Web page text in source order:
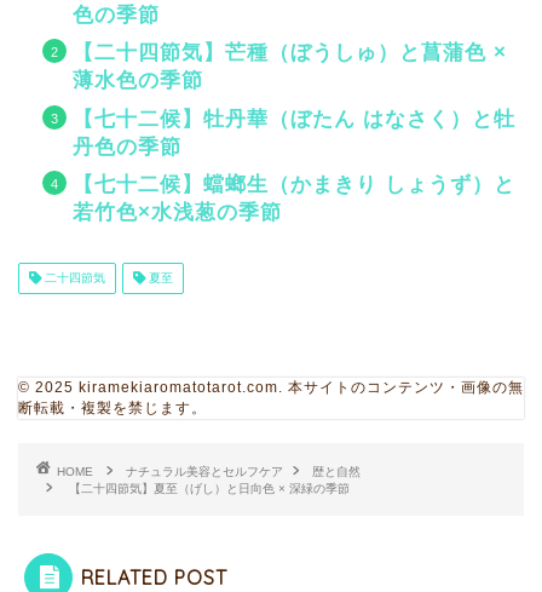
色の季節
【二十四節気】芒種（ぼうしゅ）と菖蒲色 ×
薄水色の季節
【七十二候】牡丹華（ぼたん はなさく）と牡
丹色の季節
【七十二候】蟷螂生（かまきり しょうず）と
若竹色×水浅葱の季節
二十四節気 夏至
© 2025 kiramekiaromatotarot.com. 本サイトのコンテンツ・画像の無
断転載・複製を禁じます。
HOME ナチュラル美容とセルフケア
歴と自然
【二十四節気】夏至（げし）と日向色 × 深緑の季節
RELATED POST